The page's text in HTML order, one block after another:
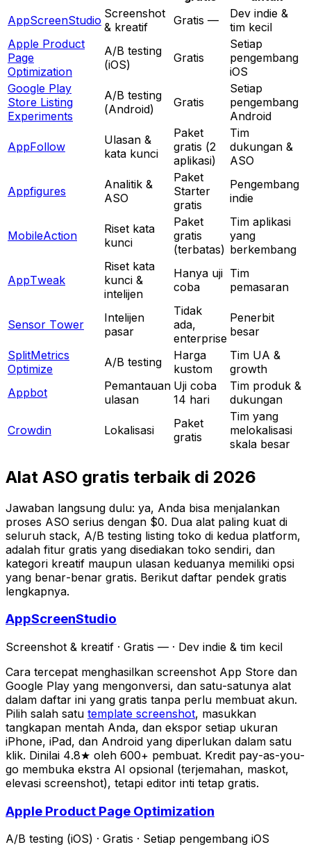
AppScreenStudio Screenshot
& kreatif
Gratis —
Dev indie &
tim kecil
Apple Product
Page
Optimization
A/B testing
(iOS)
Gratis
Setiap
pengembang
iOS
Google Play
Store Listing
Experiments
A/B testing
(Android)
Gratis
Setiap
pengembang
Android
AppFollow
Ulasan &
kata kunci
Paket
gratis (2
aplikasi)
Tim
dukungan &
ASO
Appfigures
Analitik &
ASO
Paket
Starter
gratis
Pengembang
indie
MobileAction
Riset kata
kunci
Paket
gratis
(terbatas)
Tim aplikasi
yang
berkembang
AppTweak
Riset kata
kunci &
intelijen
Hanya uji
coba
Tim
pemasaran
Sensor Tower
Intelijen
pasar
Tidak
ada,
enterprise
Penerbit
besar
SplitMetrics
Optimize
A/B testing
Harga
kustom
Tim UA &
growth
Appbot
Pemantauan
ulasan
Uji coba
14 hari
Tim produk &
dukungan
Crowdin Lokalisasi
Paket
gratis
Tim yang
melokalisasi
skala besar
Alat ASO gratis terbaik di 2026
Jawaban langsung dulu: ya, Anda bisa menjalankan
proses ASO serius dengan $0. Dua alat paling kuat di
seluruh stack, A/B testing listing toko di kedua platform,
adalah fitur gratis yang disediakan toko sendiri, dan
kategori kreatif maupun ulasan keduanya memiliki opsi
yang benar-benar gratis. Berikut daftar pendek gratis
lengkapnya.
AppScreenStudio
Screenshot & kreatif · Gratis — · Dev indie & tim kecil
Cara tercepat menghasilkan screenshot App Store dan
Google Play yang mengonversi, dan satu-satunya alat
dalam daftar ini yang gratis tanpa perlu membuat akun.
Pilih salah satu template screenshot, masukkan
tangkapan mentah Anda, dan ekspor setiap ukuran
iPhone, iPad, dan Android yang diperlukan dalam satu
klik. Dinilai 4.8★ oleh 600+ pembuat. Kredit pay-as-you-
go membuka ekstra AI opsional (terjemahan, maskot,
elevasi screenshot), tetapi editor inti tetap gratis.
Apple Product Page Optimization
A/B testing (iOS) · Gratis · Setiap pengembang iOS